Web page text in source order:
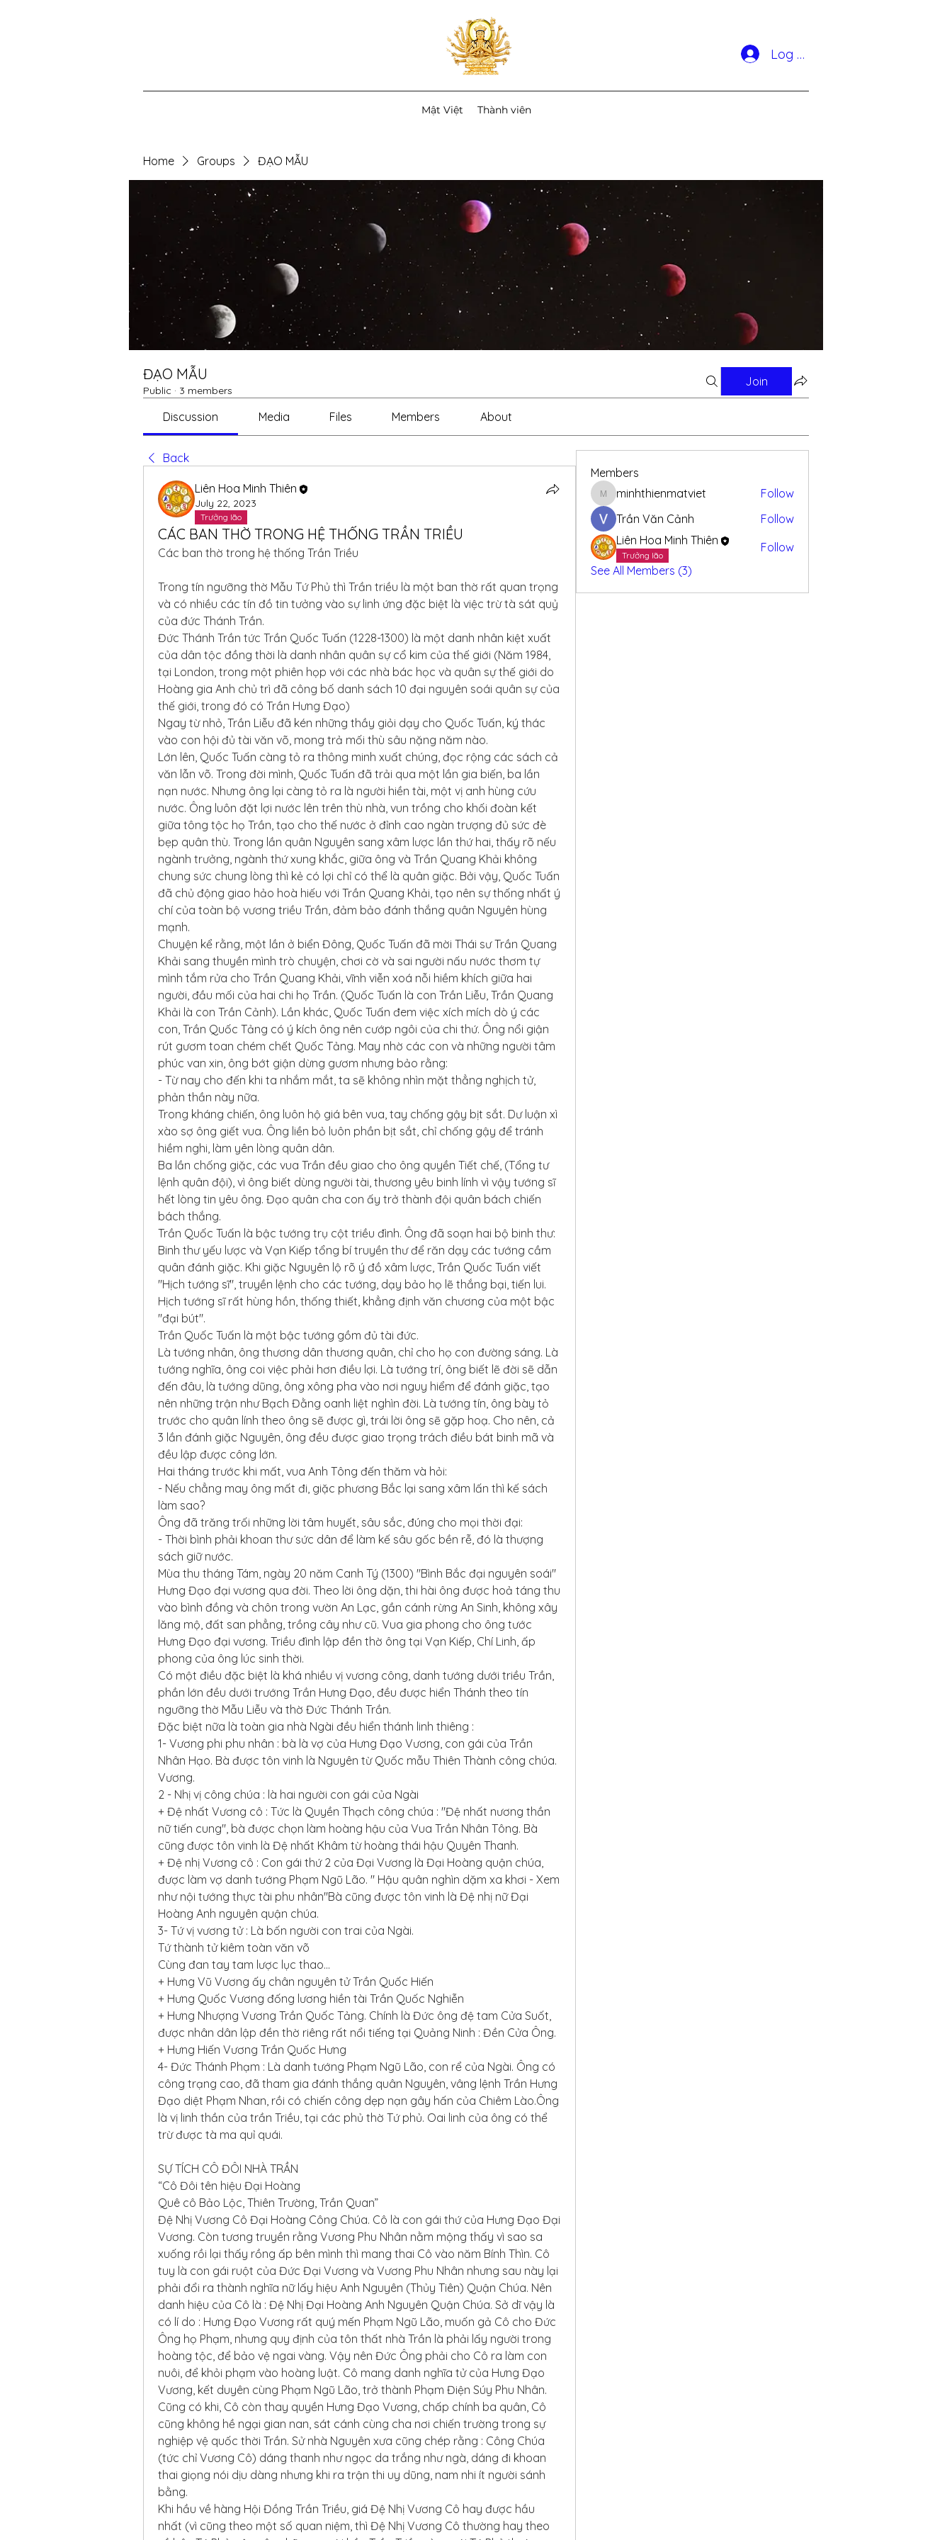
Log In
Mật Việt Thành viên
Home Groups ĐẠO MẪU
ĐẠO MẪU
Public · 3 members
Join
Discussion Media Files Members About
Back
Liên Hoa Minh Thiên
July 22, 2023
Trưởng lão
CÁC BAN THỜ TRONG HỆ THỐNG TRẦN TRIỀU
Các ban thờ trong hệ thống Trần Triều
Trong tín ngưỡng thờ Mẫu Tứ Phủ thì Trần triều là một ban thờ rất quan trọng
và có nhiều các tín đồ tin tưởng vào sự linh ứng đặc biệt là việc trừ tà sát quỷ
của đức Thánh Trần.
Đức Thánh Trần tức Trần Quốc Tuấn (1228-1300) là một danh nhân kiệt xuất
của dân tộc đồng thời là danh nhân quân sự cổ kim của thế giới (Năm 1984,
tại London, trong một phiên họp với các nhà bác học và quân sự thế giới do
Hoàng gia Anh chủ trì đã công bố danh sách 10 đại nguyên soái quân sự của
thế giới, trong đó có Trần Hưng Đạo)
Ngay từ nhỏ, Trần Liễu đã kén những thầy giỏi dạy cho Quốc Tuấn, ký thác
vào con hội đủ tài văn võ, mong trả mối thù sâu nặng năm nào.
Lớn lên, Quốc Tuấn càng tỏ ra thông minh xuất chúng, đọc rộng các sách cả
văn lẫn võ. Trong đời mình, Quốc Tuấn đã trải qua một lần gia biến, ba lần
nạn nước. Nhưng ông lại càng tỏ ra là người hiền tài, một vị anh hùng cứu
nước. Ông luôn đặt lợi nước lên trên thù nhà, vun trồng cho khối đoàn kết
giữa tông tộc họ Trần, tạo cho thế nước ở đỉnh cao ngàn trượng đủ sức đè
bẹp quân thù. Trong lần quân Nguyên sang xâm lược lần thứ hai, thấy rõ nếu
ngành trưởng, ngành thứ xung khắc, giữa ông và Trần Quang Khải không
chung sức chung lòng thì kẻ có lợi chỉ có thể là quân giặc. Bởi vậy, Quốc Tuấn
đã chủ động giao hảo hoà hiếu với Trần Quang Khải, tạo nên sự thống nhất ý
chí của toàn bộ vương triều Trần, đảm bảo đánh thắng quân Nguyên hùng
mạnh.
Chuyện kể rằng, một lần ở biển Đông, Quốc Tuấn đã mời Thái sư Trần Quang
Khải sang thuyền mình trò chuyện, chơi cờ và sai người nấu nước thơm tự
mình tắm rửa cho Trần Quang Khải, vĩnh viễn xoá nỗi hiềm khích giữa hai
người, đầu mối của hai chi họ Trần. (Quốc Tuấn là con Trần Liễu, Trần Quang
Khải là con Trần Cảnh). Lần khác, Quốc Tuấn đem việc xích mích dò ý các
con, Trần Quốc Tảng có ý kích ông nên cướp ngôi của chi thứ. Ông nổi giận
rút gươm toan chém chết Quốc Tảng. May nhờ các con và những người tâm
phúc van xin, ông bớt giận dừng gươm nhưng bảo rằng:
- Từ nay cho đến khi ta nhắm mắt, ta sẽ không nhìn mặt thẳng nghịch tử,
phản thần này nữa.
Trong kháng chiến, ông luôn hộ giá bên vua, tay chống gậy bịt sắt. Dư luận xì
xào sợ ông giết vua. Ông liền bỏ luôn phần bịt sắt, chỉ chống gậy để tránh
hiềm nghi, làm yên lòng quân dân.
Ba lần chống giặc, các vua Trần đều giao cho ông quyền Tiết chế, (Tổng tư
lệnh quân đội), vì ông biết dùng người tài, thương yêu binh lính vì vậy tướng sĩ
hết lòng tin yêu ông. Đạo quân cha con ấy trở thành đội quân bách chiến
bách thắng.
Trần Quốc Tuấn là bậc tướng trụ cột triều đình. Ông đã soạn hai bộ binh thư:
Binh thư yếu lược và Vạn Kiếp tổng bí truyền thư để răn dạy các tướng cầm
quân đánh giặc. Khi giặc Nguyên lộ rõ ý đồ xâm lược, Trần Quốc Tuấn viết
"Hịch tướng sĩ", truyền lệnh cho các tướng, dạy bảo họ lẽ thắng bại, tiến lui.
Hịch tướng sĩ rất hùng hồn, thống thiết, khẳng định văn chương của một bậc
"đại bút".
Trần Quốc Tuấn là một bậc tướng gồm đủ tài đức.
Là tướng nhân, ông thương dân thương quân, chỉ cho họ con đường sáng. Là
tướng nghĩa, ông coi việc phải hơn điều lợi. Là tướng trí, ông biết lẽ đời sẽ dẫn
đến đâu, là tướng dũng, ông xông pha vào nơi nguy hiểm để đánh giặc, tạo
nên những trận như Bạch Đằng oanh liệt nghìn đời. Là tướng tín, ông bày tỏ
trước cho quân lính theo ông sẽ được gì, trái lời ông sẽ gặp hoạ. Cho nên, cả
3 lần đánh giặc Nguyên, ông đều được giao trọng trách điều bát binh mã và
đều lập được công lớn.
Hai tháng trước khi mất, vua Anh Tông đến thăm và hỏi:
- Nếu chẳng may ông mất đi, giặc phương Bắc lại sang xâm lấn thì kế sách
làm sao?
Ông đã trăng trối những lời tâm huyết, sâu sắc, đúng cho mọi thời đại:
- Thời bình phải khoan thư sức dân để làm kế sâu gốc bền rễ, đó là thượng
sách giữ nước.
Mùa thu tháng Tám, ngày 20 năm Canh Tý (1300) "Bình Bắc đại nguyên soái"
Hưng Đạo đại vương qua đời. Theo lời ông dặn, thi hài ông được hoả táng thu
vào bình đồng và chôn trong vườn An Lạc, gần cánh rừng An Sinh, không xây
lăng mộ, đất san phẳng, trồng cây như cũ. Vua gia phong cho ông tước
Hưng Đạo đại vương. Triều đình lập đền thờ ông tại Vạn Kiếp, Chí Linh, ấp
phong của ông lúc sinh thời.
Có một điều đặc biệt là khá nhiều vị vương công, danh tướng dưới triều Trần,
phần lớn đều dưới trướng Trần Hưng Đạo, đều được hiển Thánh theo tín
ngưỡng thờ Mẫu Liễu và thờ Đức Thánh Trần.
Đặc biệt nữa là toàn gia nhà Ngài đều hiển thánh linh thiêng :
1- Vương phi phu nhân : bà là vợ của Hưng Đạo Vương, con gái của Trần
Nhân Hạo. Bà được tôn vinh là Nguyên từ Quốc mẫu Thiên Thành công chúa.
Vương.
2 - Nhị vị công chúa : là hai người con gái của Ngài
+ Đệ nhất Vương cô : Tức là Quyền Thạch công chúa : "Đệ nhất nương thần
nữ tiến cung", bà được chọn làm hoàng hậu của Vua Trần Nhân Tông. Bà
cũng được tôn vinh là Đệ nhất Khâm từ hoàng thái hậu Quyên Thanh.
+ Đệ nhị Vương cô : Con gái thứ 2 của Đại Vương là Đại Hoàng quận chúa,
được làm vợ danh tướng Phạm Ngũ Lão. " Hậu quân nghìn dặm xa khơi - Xem
như nội tướng thực tài phu nhân"Bà cũng được tôn vinh là Đệ nhị nữ Đại
Hoàng Anh nguyên quận chúa.
3- Tứ vị vương tử : Là bốn người con trai của Ngài.
Tứ thành tử kiêm toàn văn võ
Cùng đan tay tam lược lục thao...
+ Hưng Vũ Vương ấy chân nguyên tử Trần Quốc Hiến
+ Hưng Quốc Vương đống lương hiền tài Trần Quốc Nghiễn
+ Hưng Nhượng Vương Trần Quốc Tảng. Chính là Đức ông đệ tam Cửa Suốt,
được nhân dân lập đền thờ riêng rất nổi tiếng tại Quảng Ninh : Đền Cửa Ông.
+ Hưng Hiến Vương Trần Quốc Hưng
4- Đức Thánh Phạm : Là danh tướng Phạm Ngũ Lão, con rể của Ngài. Ông có
công trạng cao, đã tham gia đánh thắng quân Nguyên, vâng lệnh Trần Hưng
Đạo diệt Phạm Nhan, rồi có chiến công dẹp nạn gây hấn của Chiêm Lào.Ông
là vị linh thần của trần Triều, tại các phủ thờ Tứ phủ. Oai linh của ông có thể
trừ được tà ma quỉ quái.
SỰ TÍCH CÔ ĐÔI NHÀ TRẦN
“Cô Đôi tên hiệu Đại Hoàng
Quê cô Bảo Lộc, Thiên Trường, Trần Quan”
Đệ Nhị Vương Cô Đại Hoàng Công Chúa. Cô là con gái thứ của Hưng Đạo Đại
Vương. Còn tương truyền rằng Vương Phu Nhân nằm mộng thấy vì sao sa
xuống rồi lại thấy rồng ấp bên mình thì mang thai Cô vào năm Bính Thìn. Cô
tuy là con gái ruột của Đức Đại Vương và Vương Phu Nhân nhưng sau này lại
phải đổi ra thành nghĩa nữ lấy hiệu Anh Nguyên (Thủy Tiên) Quận Chúa. Nên
danh hiệu của Cô là : Đệ Nhị Đại Hoàng Anh Nguyên Quận Chúa. Sở dĩ vậy là
có lí do : Hưng Đạo Vương rất quý mến Phạm Ngũ Lão, muốn gả Cô cho Đức
Ông họ Phạm, nhưng quy định của tôn thất nhà Trần là phải lấy người trong
hoàng tộc, để bảo vệ ngai vàng. Vậy nên Đức Ông phải cho Cô ra làm con
nuôi, để khỏi phạm vào hoàng luật. Cô mang danh nghĩa tử của Hưng Đạo
Vương, kết duyên cùng Phạm Ngũ Lão, trở thành Phạm Điện Súy Phu Nhân.
Cũng có khi, Cô còn thay quyền Hưng Đạo Vương, chấp chính ba quân, Cô
cũng không hề ngại gian nan, sát cánh cùng cha nơi chiến trường trong sự
nghiệp vệ quốc thời Trần. Sử nhà Nguyên xưa cũng chép rằng : Công Chúa
(tức chỉ Vương Cô) dáng thanh như ngọc da trắng như ngà, dáng đi khoan
thai giọng nói dịu dàng nhưng khi ra trận thi uy dũng, nam nhi ít người sánh
bằng.
Khi hầu về hàng Hội Đồng Trần Triều, giá Đệ Nhị Vương Cô hay được hầu
nhất (vì cũng theo một số quan niệm, thì Đệ Nhị Vương Cô thường hay theo
Members
minhthienmatviet
minhthienmatviet
Follow
Trần Văn Cảnh
Follow
Liên Hoa Minh Thiên
Trưởng lão
Follow
See All Members (3)